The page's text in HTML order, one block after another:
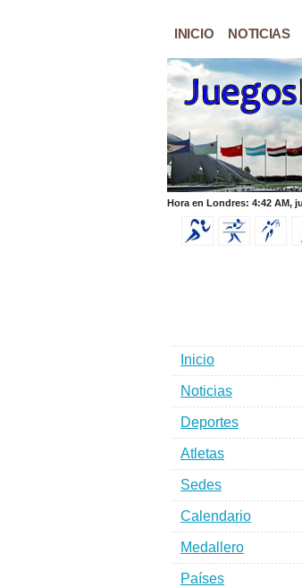
INICIO NOTICIAS
Hora en Londres: 4:42 AM,
Inicio
Noticias
Deportes
Atletas
Sedes
Calendario
Medallero
Países